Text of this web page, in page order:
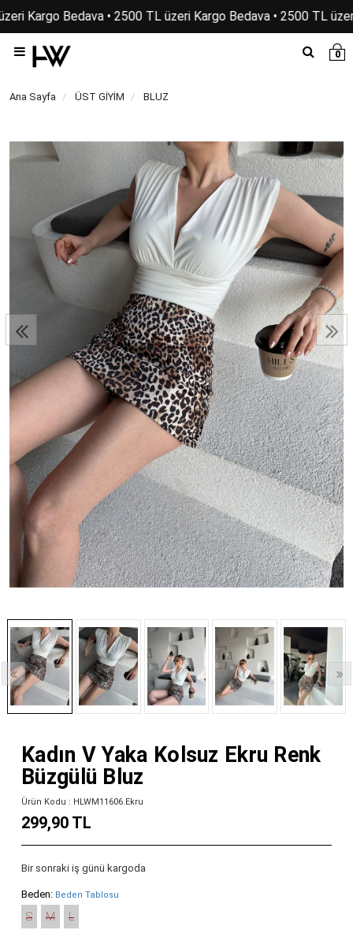
Kargo Bedava • 2500 TL üzeri Kargo Bedava • 2500 TL
0
Ana Sayfa ÜST GİYİM BLUZ
Kadın V Yaka Kolsuz Ekru Renk
Büzgülü Bluz
Ürün Kodu : HLWM11606.Ekru
299,90 TL
Bir sonraki iş günü kargoda
Beden: Beden Tablosu
S M L